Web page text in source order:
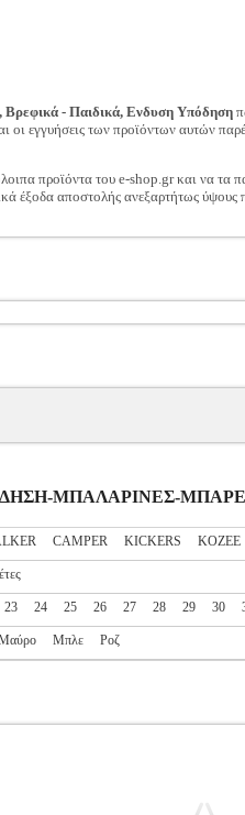
Βρεφικά - Παιδικά, Ενδυση Υπόδηση
οι εγγυήσεις των προϊόντων αυτών
προϊόντα του e-shop.gr και να τα
έξοδα αποστολής ανεξαρτήτως ύψους
ΜΠΑΛΑΡΙΝΕΣ-
CAMPER KICKERS KOZEE
23 24 25 26 27 28 29 30
Μπλε Ροζ